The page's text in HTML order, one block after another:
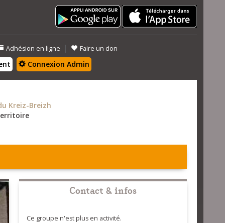
Adhésion en ligne | Faire un don
Connexion Admin
Kreiz-Breizh
Contact & infos
Ce groupe n'est plus en activité.